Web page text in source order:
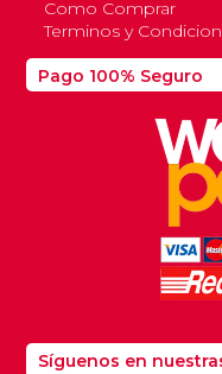
Pago 100% Seguro
Como Comprar
Terminos y
Síguenos en